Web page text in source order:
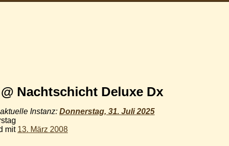
Nachtschicht Deluxe Dx
aktuelle Instanz: Donnerstag, 31. Juli 2025
mit 13. März 2008